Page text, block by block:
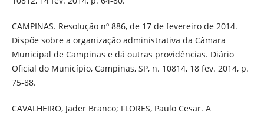
CAMPINAS. Resolução nº 886, de 17 de fevereiro de 2014.
Dispõe sobre a organização administrativa da Câmara
Municipal de Campinas e dá outras providências. Diário
Oficial do Município, Campinas, SP, n. 10814, 18 fev. 2014, p.
75-88.
CAVALHEIRO, Jader Branco; FLORES, Paulo Cesar. A